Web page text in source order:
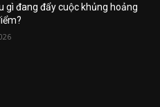
gì đang đẩy cuộc khủng hoảng